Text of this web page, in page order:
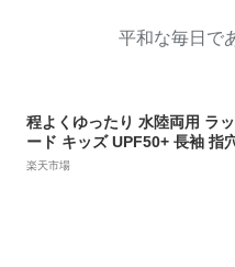
平和な毎日で
程よくゆったり 水陸両用 ラ
ード キッズ UPF50+ 長袖 指
用 スクール水着 男の子 女の
楽天市場